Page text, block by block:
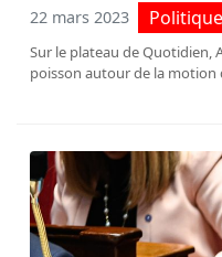
22 mars 2023 Politique
Sur le plateau de Quotidien,
poisson autour de la motion